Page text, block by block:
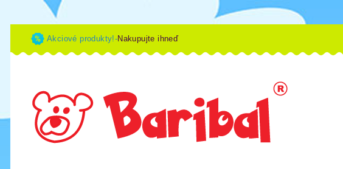
Akciové produkty!-Nakupujte ihneď